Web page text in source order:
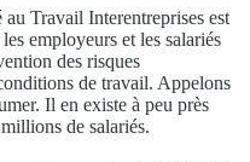
Travail Interentreprises est
employeurs et les salariés
des risques
de travail. Appelons
Il en existe à peu près
de salariés.